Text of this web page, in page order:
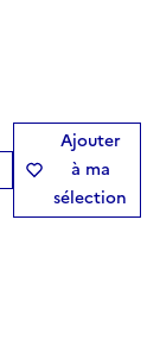
Ajouter
à ma
sélection